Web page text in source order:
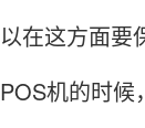
在这方面要
机的时候